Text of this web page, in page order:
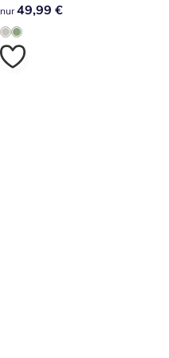
49,99 €
nur 49,99 €